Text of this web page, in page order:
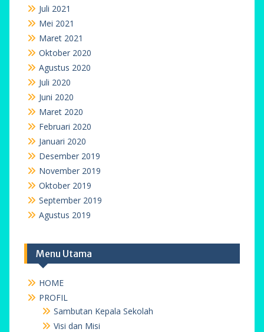
Juli 2021
Mei 2021
Maret 2021
Oktober 2020
Agustus 2020
Juli 2020
Juni 2020
Maret 2020
Februari 2020
Januari 2020
Desember 2019
November 2019
Oktober 2019
September 2019
Agustus 2019
Menu Utama
HOME
PROFIL
Sambutan Kepala Sekolah
Visi dan Misi